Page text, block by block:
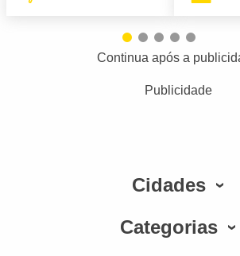
Continua após a
Publicidade
Cidades
Categorias